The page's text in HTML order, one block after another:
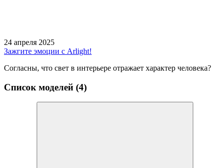
24 апреля 2025
Зажгите эмоции с Arlight!
Согласны, что свет в интерьере отражает характер человека?
Список моделей (4)